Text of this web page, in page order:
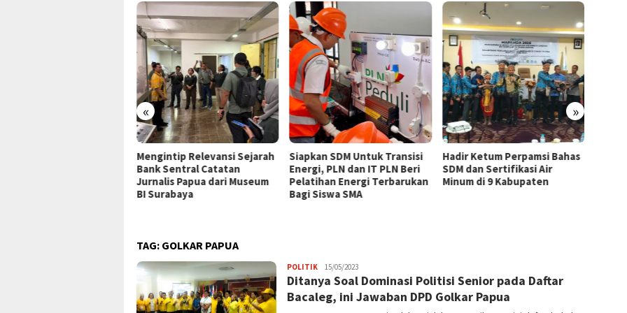
« »
Mengintip Relevansi Sejarah
Bank Sentral Catatan
Jurnalis Papua dari Museum
BI Surabaya
Siapkan SDM Untuk Transisi
Energi, PLN dan IT PLN Beri
Pelatihan Energi Terbarukan
Bagi Siswa SMA
Hadir Ketum Perpamsi Bahas
SDM dan Sertifikasi Air
Minum di 9 Kabupaten
TAG: GOLKAR PAPUA
POLITIKJPatading
15/05/2023
Ditanya Soal Dominasi Politisi Senior pada Daftar
Bacaleg, ini Jawaban DPD Golkar Papua